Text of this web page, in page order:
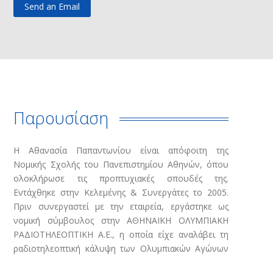
Send an Email
Παρουσίαση
Η Αθανασία Παπαντωνίου είναι απόφοιτη της
Νομικής Σχολής του Πανεπιστημίου Αθηνών, όπου
ολοκλήρωσε τις προπτυχιακές σπουδές της.
Εντάχθηκε στην Κελεμένης & Συνεργάτες το 2005.
Πριν συνεργαστεί με την εταιρεία, εργάστηκε ως
νομική σύμβουλος στην ΑΘΗΝΑΪΚΗ ΟΛΥΜΠΙΑΚΗ
ΡΑΔΙΟΤΗΛΕΟΠΤΙΚΗ Α.Ε., η οποία είχε αναλάβει τη
ραδιοτηλεοπτική κάλυψη των Ολυμπιακών Αγώνων